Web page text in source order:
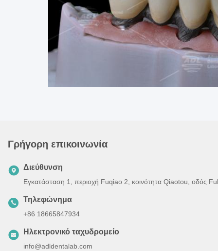
Γρήγορη επικοινωνία
Διεύθυνση
Εγκατάσταση 1, περιοχή Fuqiao 2, κοινότητα Qiaotou, οδός
Τηλεφώνημα
+86 18665847934
Ηλεκτρονικό ταχυδρομείο
info@adldentalab.com